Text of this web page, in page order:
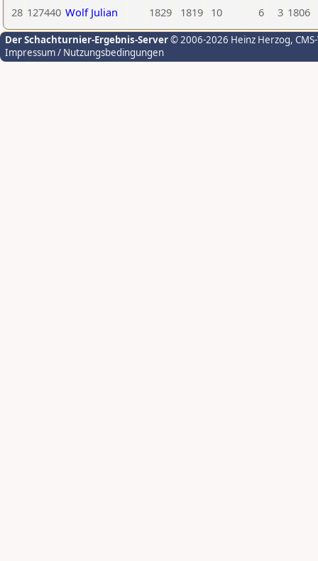
28 127440 Wolf Julian 1829 1819 10 6 3 1806
Der Schachturnier-Ergebnis-Server© 2006-2026 Heinz Herzog,
Impressum / Nutzungsbedingungen